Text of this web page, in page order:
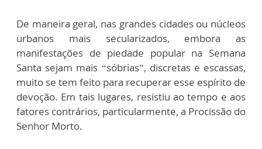
De maneira geral, nas grandes cidades ou núcleos
urbanos mais secularizados, embora as
manifestações de piedade popular na Semana
Santa sejam mais “sóbrias”, discretas e escassas,
muito se tem feito para recuperar esse espírito de
devoção. Em tais lugares, resistiu ao tempo e aos
fatores contrários, particularmente, a Procissão do
Senhor Morto.